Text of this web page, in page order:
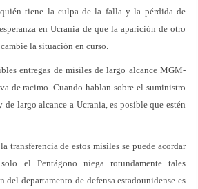
quién tiene la culpa de la falla y la pérdida de
en Ucrania de que la aparición de otro
la situación en curso.
entregas de misiles de largo alcance MGM-
de racimo. Cuando hablan sobre el suministro
largo alcance a Ucrania, es posible que estén
transferencia de estos misiles se puede acordar
el Pentágono niega rotundamente tales
del departamento de defensa estadounidense es